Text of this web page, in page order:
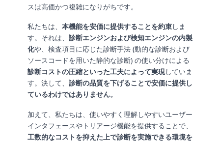
スは高価かつ複雑になりがちです。
私たちは、 本機能を安価に提供することを約束しま
す。それは、 診断エンジンおよび検知エンジンの内製
化や、検査項目に応じた診断手法 (動的な診断および
ソースコードを用いた静的な診断) の使い分けによる
診断コストの圧縮といった工夫によって実現していま
す。決して、 診断の品質を下げることで安価に提供し
ているわけではありません。
加えて、私たちは、使いやすく理解しやすいユーザー
インタフェースやトリアージ機能を提供することで、
工数的なコストを抑えた上で診断を実施できる環境を